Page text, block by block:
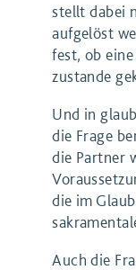
stellt dabei
aufgelöst
fest, ob
zustande
Und in
die Frage
die Partner
die im
Auch die